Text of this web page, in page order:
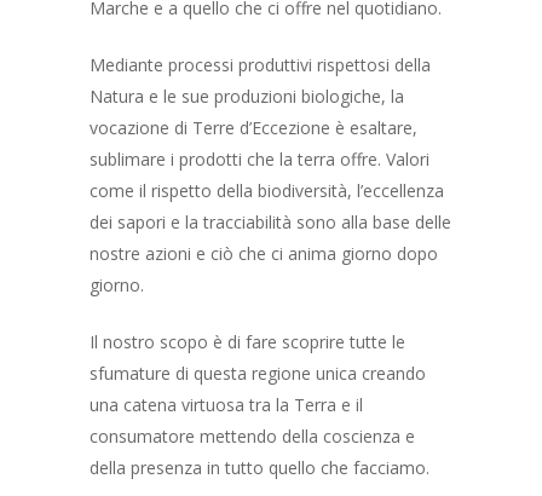
Marche e a quello che ci offre nel quotidiano.
Mediante processi produttivi rispettosi della
Natura e le sue produzioni biologiche, la
vocazione di Terre d’Eccezione è esaltare,
sublimare i prodotti che la terra offre. Valori
come il rispetto della biodiversità, l’eccellenza
dei sapori e la tracciabilità sono alla base delle
nostre azioni e ciò che ci anima giorno dopo
giorno.
Il nostro scopo è di fare scoprire tutte le
sfumature di questa regione unica creando
una catena virtuosa tra la Terra e il
consumatore mettendo della coscienza e
della presenza in tutto quello che facciamo.